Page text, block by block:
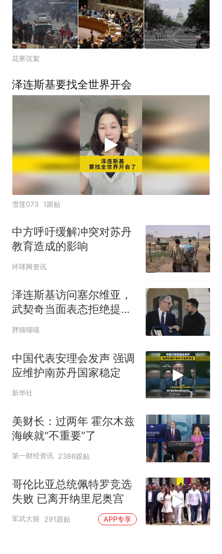
花寒弦絮
泽连斯基要找全世界开会
雪莲073 1跟贴
中方呼吁缓解冲突对苏丹
教育造成的影响
环球网资讯
泽连斯基访问塞尔维亚，
武契奇当面表态拒绝提
议，欧盟入盟悬了？
胖猫喵喵
中国代表安理会发声 强调
应维护南苏丹国家稳定
新华社
美财长：过两年 霍尔木兹
海峡就“不重要”了
第一财经资讯 2386跟贴
哥伦比亚总统佩特罗竞选
失败 已离开纳里尼奥宫
军武大狼 291跟贴 APP专享